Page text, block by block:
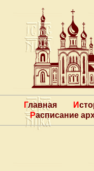
Главная
Расписание